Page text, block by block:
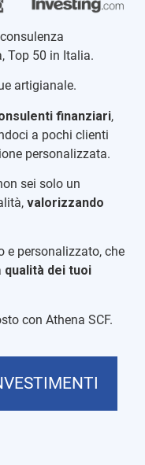
Top 50 in Italia.
artigianale.
finanziari,
a pochi clienti
personalizzata.
sei solo un
valorizzando
e personalizzato, che
qualità dei tuoi
con Athena SCF.